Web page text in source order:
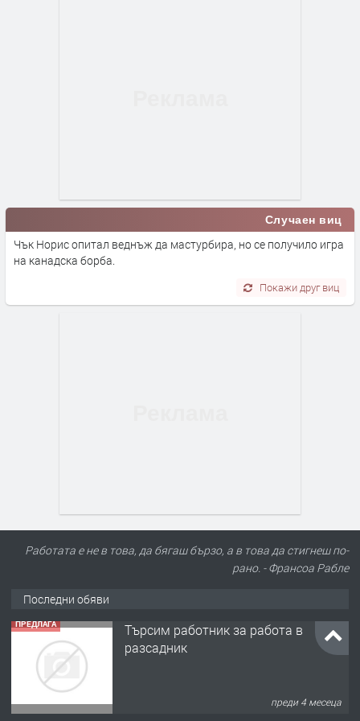
Случаен виц
Чък Норис опитал веднъж да мастурбира, но се получило игра
на канадска борба.
Покажи друг виц
Работата е не в това, да бягаш бързо, а в това да стигнеш по-
рано. - Франсоа Рабле
Последни обяви
ПРЕДЛАГА 🌱 Работник в разсадник
преди 4 месеца